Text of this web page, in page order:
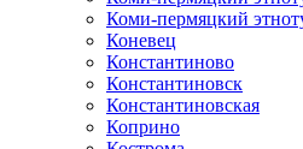
Коми-пермяцкий
Коневец
Константиново
Константиновск
Константиновская
Коприно